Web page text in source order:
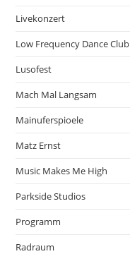
Livekonzert
Low Frequency Dance Club
Lusofest
Mach Mal Langsam
Mainuferspioele
Matz Ernst
Music Makes Me High
Parkside Studios
Programm
Radraum